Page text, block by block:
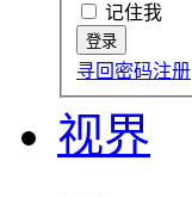
记住我
寻回密码注册
视界